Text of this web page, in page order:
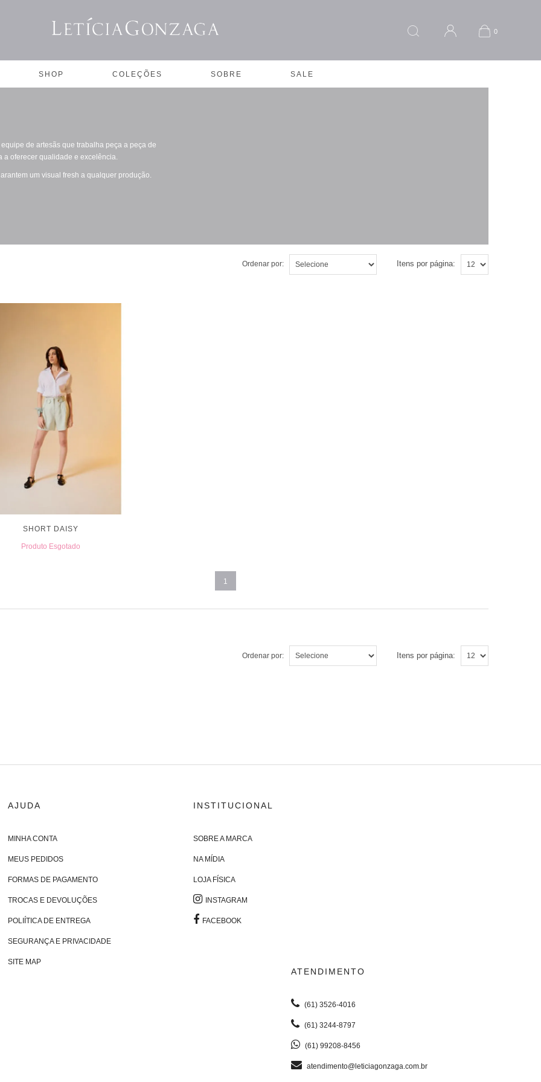
0
SHOP COLEÇÕES SOBRE SALE
de artesãs que trabalha peça a peça de
a oferecer qualidade e excelência.
um visual fresh a qualquer produção.
Ordenar por: Itens por página:
SHORT DAISY
Produto Esgotado
1
Ordenar por: Itens por página:
AJUDA
MINHA CONTA
MEUS PEDIDOS
FORMAS DE PAGAMENTO
TROCAS E DEVOLUÇÕES
POLIÍTICA DE ENTREGA
SEGURANÇA E PRIVACIDADE
SITE MAP
INSTITUCIONAL
SOBRE A MARCA
NA MÍDIA
LOJA FÍSICA
INSTAGRAM
FACEBOOK
ATENDIMENTO
(61) 3526-4016
(61) 3244-8797
(61) 99208-8456
atendimento@leticiagonzaga.com.br